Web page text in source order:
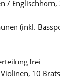
/
(inkl.
frei
10